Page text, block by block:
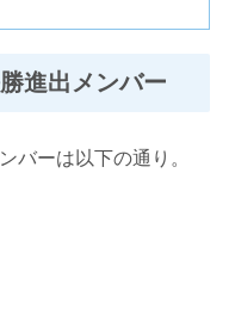
進出メンバー
バーは以下の通り。